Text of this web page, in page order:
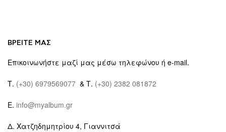
ΒΡΕΙΤΕ ΜΑΣ
Επικοινωνήστε μαζί μας μέσω τηλεφώνου ή e-mail.
Τ. (+30) 6979569077 & Τ. (+30) 2382 081872
E. info@myalbum.gr
Δ. Χατζηδημητρίου 4, Γιαννιτσά